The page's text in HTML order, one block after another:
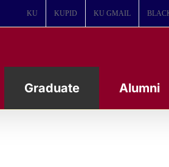
KU KUPID KU GMAIL
Graduate Alumni